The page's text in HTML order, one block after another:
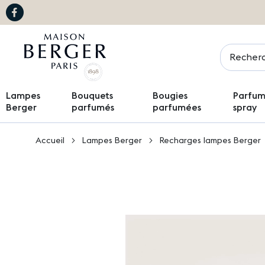
Chercher
Lampes
Berger
Bouquets
parfumés
Bougies
parfumées
spray
Accueil Lampes Berger Recharges lampes Berger